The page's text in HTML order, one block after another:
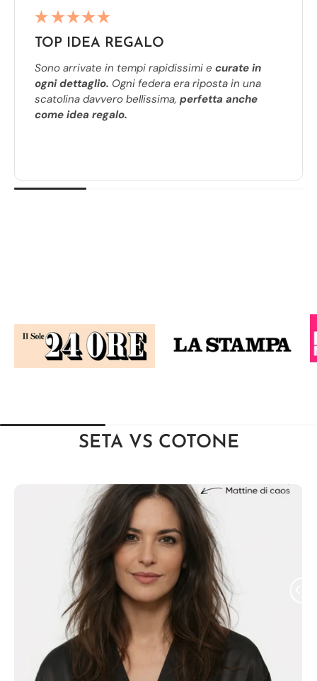
TOP IDEA REGALO
Sono arrivate in tempi rapidissimi e curate in
ogni dettaglio. Ogni federa era riposta in una
scatolina davvero bellissima, perfetta anche
come idea regalo.
SETAVS COTONE